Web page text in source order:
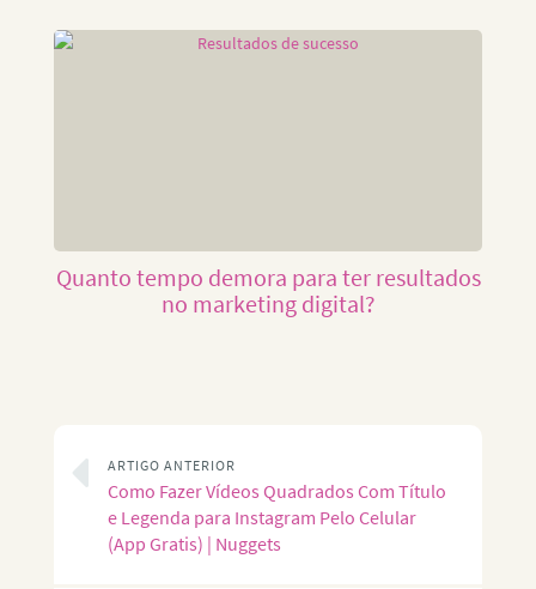
Quanto tempo demora para ter resultados
no marketing digital?
ARTIGO ANTERIOR
Como Fazer Vídeos Quadrados Com Título
e Legenda para Instagram Pelo Celular
(App Gratis) | Nuggets